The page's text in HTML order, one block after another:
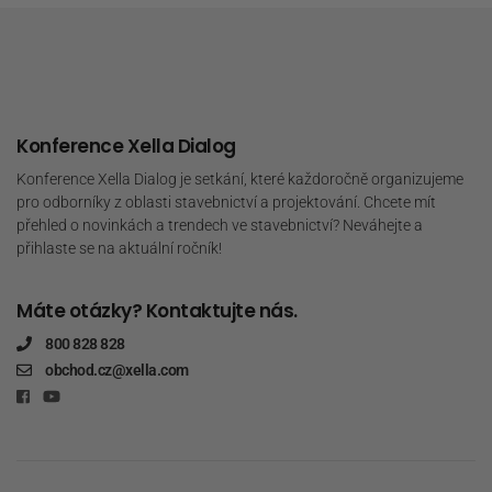
Konference Xella Dialog
Konference Xella Dialog je setkání, které každoročně organizujeme
pro odborníky z oblasti stavebnictví a projektování. Chcete mít
přehled o novinkách a trendech ve stavebnictví? Neváhejte a
přihlaste se na aktuální ročník!
Máte otázky? Kontaktujte nás.
800 828 828
obchod.cz@xella.com